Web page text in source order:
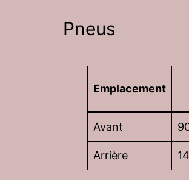
Pneus
Emplacement
Avant
Arrière